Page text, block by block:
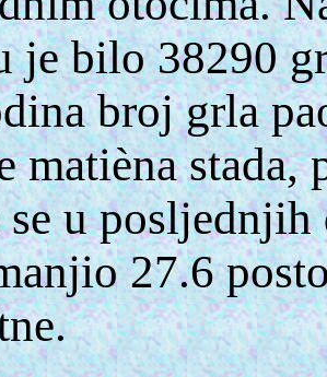
je bilo 38290
broj grla
matièna stada,
u posljednjih
27.6